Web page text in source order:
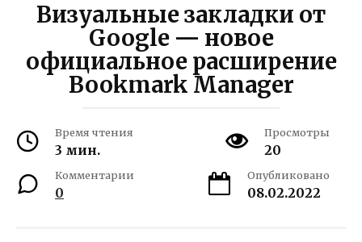
Визуальные закладки от
Google — новое
официальное расширение
Bookmark Manager
Время чтения
3 мин.
Просмотры
20
Комментарии
0
Опубликовано
08.02.2022